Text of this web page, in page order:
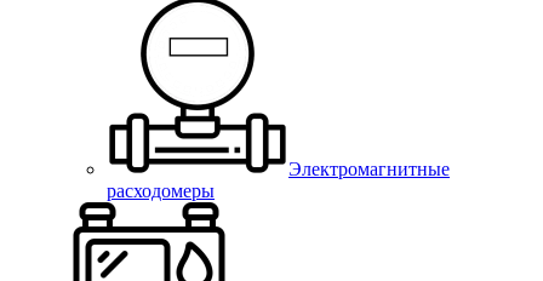
Электромагнитные
расходомеры